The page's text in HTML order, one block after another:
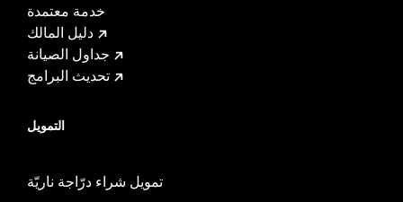
خدمة معتمدة
دليل المالك
جداول الصيانة
تحديث البرامج
التمويل
تمويل شراء درّاجة ناريّة